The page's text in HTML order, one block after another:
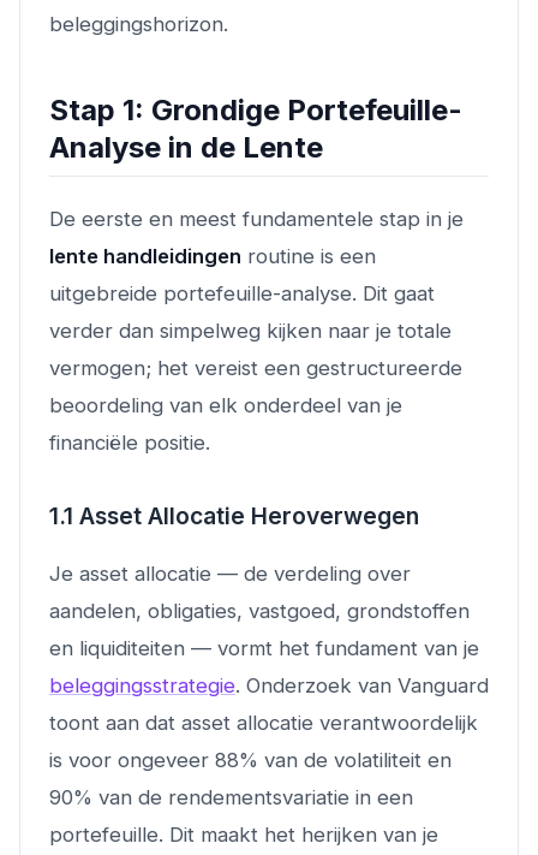
beleggingshorizon.
Stap 1: Grondige Portefeuille-
Analyse in de Lente
De eerste en meest fundamentele stap in je
lente handleidingen routine is een
uitgebreide portefeuille-analyse. Dit gaat
verder dan simpelweg kijken naar je totale
vermogen; het vereist een gestructureerde
beoordeling van elk onderdeel van je
financiële positie.
1.1 Asset Allocatie Heroverwegen
Je asset allocatie — de verdeling over
aandelen, obligaties, vastgoed, grondstoffen
en liquiditeiten — vormt het fundament van je
beleggingsstrategie. Onderzoek van Vanguard
toont aan dat asset allocatie verantwoordelijk
is voor ongeveer 88% van de volatiliteit en
90% van de rendementsvariatie in een
portefeuille. Dit maakt het herijken van je